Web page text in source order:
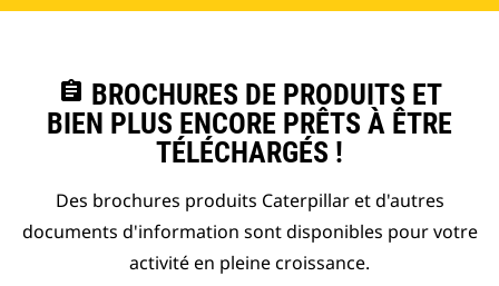
assignment BROCHURES DE PRODUITS ET
BIEN PLUS ENCORE PRÊTS À ÊTRE
TÉLÉCHARGÉS !
Des brochures produits Caterpillar et d'autres
documents d'information sont disponibles pour votre
activité en pleine croissance.